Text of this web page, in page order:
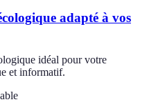
adapté à vos
idéal pour votre
et informatif.